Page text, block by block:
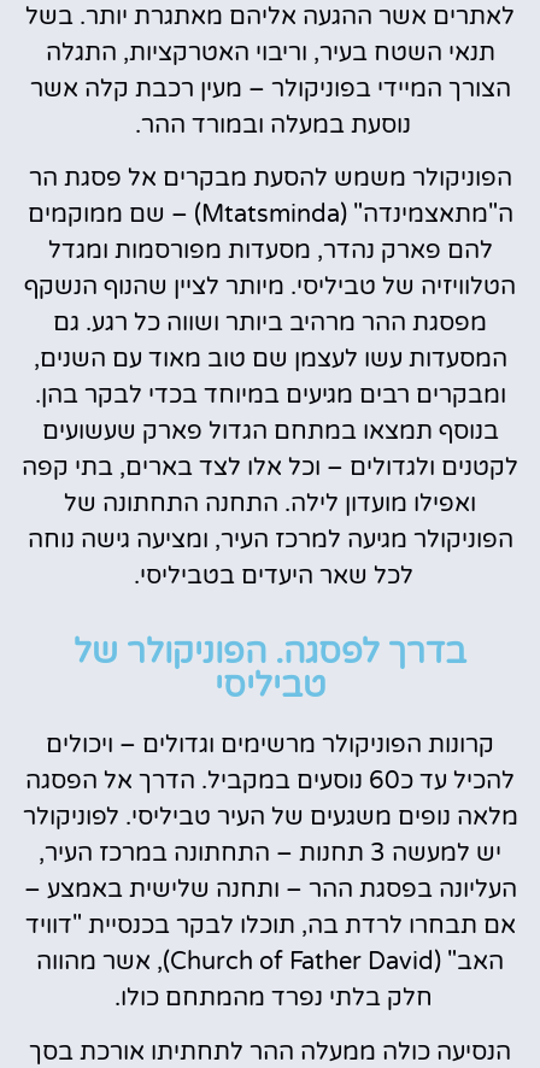
לאתרים אשר ההגעה אליהם מאתגרת יותר. בשל
תנאי השטח בעיר, וריבוי האטרקציות, התגלה
הצורך המיידי בפוניקולר – מעין רכבת קלה אשר
נוסעת במעלה ובמורד ההר.
הפוניקולר משמש להסעת מבקרים אל פסגת הר
ה"מתאצמינדה" (Mtatsminda) – שם ממוקמים
להם פארק נהדר, מסעדות מפורסמות ומגדל
הטלוויזיה של טביליסי. מיותר לציין שהנוף הנשקף
מפסגת ההר מרהיב ביותר ושווה כל רגע. גם
המסעדות עשו לעצמן שם טוב מאוד עם השנים,
ומבקרים רבים מגיעים במיוחד בכדי לבקר בהן.
בנוסף תמצאו במתחם הגדול פארק שעשועים
לקטנים ולגדולים – וכל אלו לצד בארים, בתי קפה
ואפילו מועדון לילה. התחנה התחתונה של
הפוניקולר מגיעה למרכז העיר, ומציעה גישה נוחה
לכל שאר היעדים בטביליסי.
בדרך לפסגה. הפוניקולר של
טביליסי
קרונות הפוניקולר מרשימים וגדולים – ויכולים
להכיל עד כ60 נוסעים במקביל. הדרך אל הפסגה
מלאה נופים משגעים של העיר טביליסי. לפוניקולר
יש למעשה 3 תחנות – התחתונה במרכז העיר,
העליונה בפסגת ההר – ותחנה שלישית באמצע –
אם תבחרו לרדת בה, תוכלו לבקר בכנסיית "דוויד
האב" (Church of Father David), אשר מהווה
חלק בלתי נפרד מהמתחם כולו.
הנסיעה כולה ממעלה ההר לתחתיתו אורכת בסך